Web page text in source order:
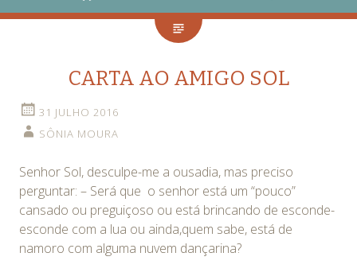
CARTA AO AMIGO SOL
31 JULHO 2016
SÔNIA MOURA
Senhor Sol, desculpe-me a ousadia, mas preciso
perguntar: – Será que o senhor está um “pouco”
cansado ou preguiçoso ou está brincando de esconde-
esconde com a lua ou ainda,quem sabe, está de
namoro com alguma nuvem dançarina?